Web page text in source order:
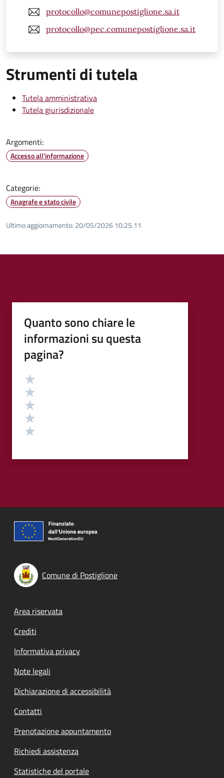
protocollo@comunepostiglione.sa.it
protocollo@pec.comunepostiglione.sa.it
Strumenti di tutela
Tutela amministrativa
Tutela giurisdizionale
Argomenti:
Accesso all'informazione
Categorie:
Anagrafe e stato civile
Ultimo aggiornamento: 20/05/2026 10:25.11
Quanto sono chiare le
informazioni su questa
pagina?
Valutazione
Comune di Postiglione
Footer menu
Area riservata
Crediti
Informativa privacy
Note legali
Dichiarazione di accessibilità
Contatti
Prenotazione appuntamento
Richiedi assistenza
Statistiche del portale